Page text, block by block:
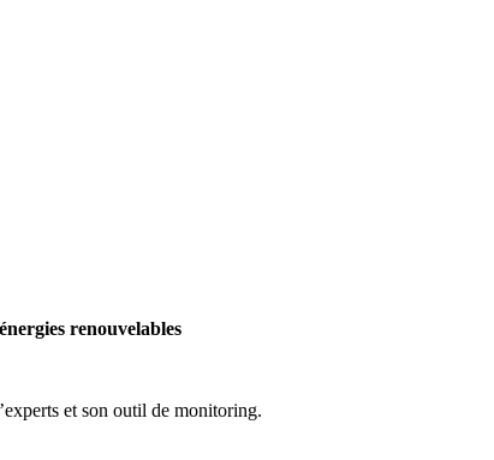
renouvelables
et son outil de monitoring.